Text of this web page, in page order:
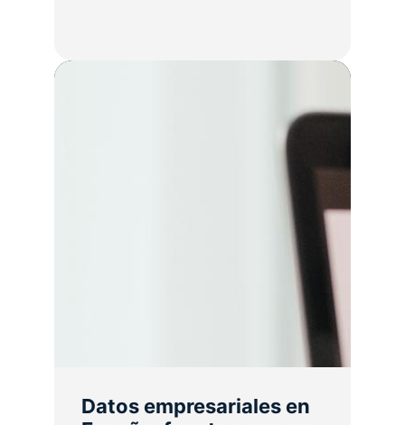
Datos empresariales en